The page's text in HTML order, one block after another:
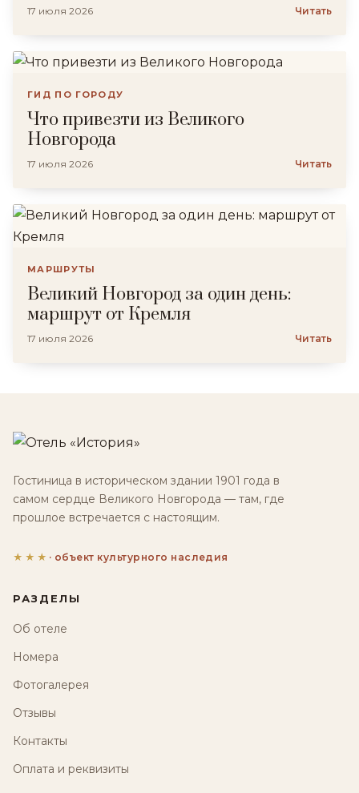
17 июля 2026 Читать
ГИД ПО ГОРОДУ
Что привезти из Великого
Новгорода
17 июля 2026 Читать
МАРШРУТЫ
Великий Новгород за один день:
маршрут от Кремля
17 июля 2026 Читать
Гостиница в историческом здании 1901 года в
самом сердце Великого Новгорода — там, где
прошлое встречается с настоящим.
★★★ · объект культурного наследия
РАЗДЕЛЫ
Об отеле
Номера
Фотогалерея
Отзывы
Контакты
Оплата и реквизиты